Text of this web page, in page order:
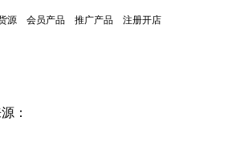
源 会员产品 推广产品 注册开店
：